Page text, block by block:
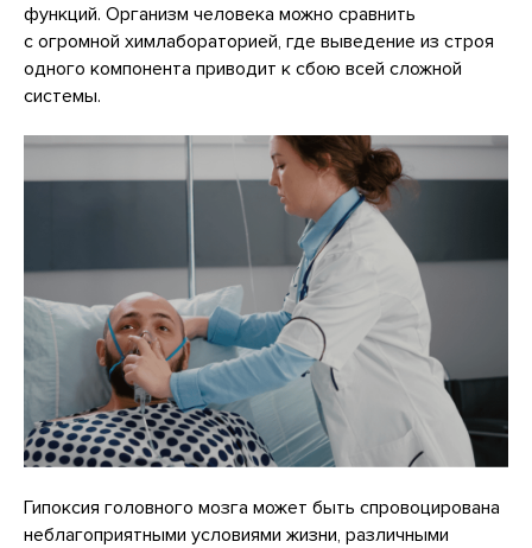
функций. Организм человека можно сравнить
с огромной химлабораторией, где выведение из строя
одного компонента приводит к сбою всей сложной
системы.
Гипоксия головного мозга может быть спровоцирована
неблагоприятными условиями жизни, различными